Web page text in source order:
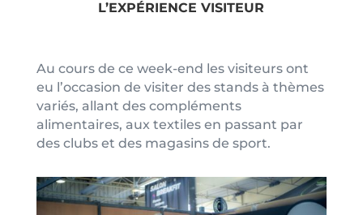
L’EXPÉRIENCE VISITEUR
Au cours de ce week-end les visiteurs ont
eu l’occasion de visiter des stands à thèmes
variés, allant des compléments
alimentaires, aux textiles en passant par
des clubs et des magasins de sport.